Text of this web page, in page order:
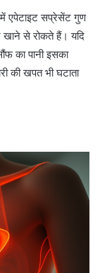
एपेटाइट सप्रेसेंट गुण
खाने से रोकते हैं। यदि
का पानी इसका
की खपत भी घटाता